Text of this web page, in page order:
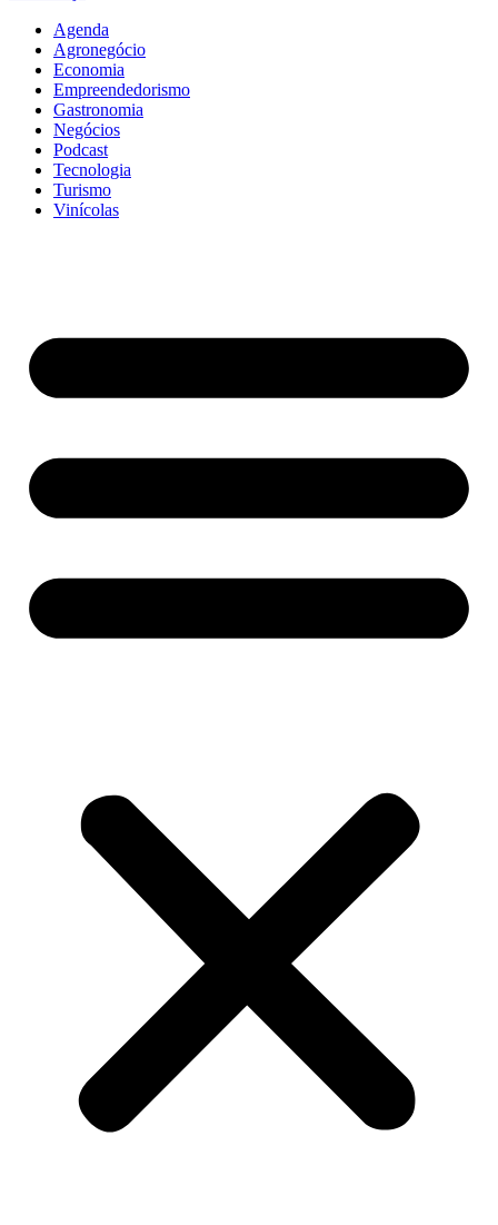
Agenda
Agronegócio
Economia
Empreendedorismo
Gastronomia
Negócios
Podcast
Tecnologia
Turismo
Vinícolas